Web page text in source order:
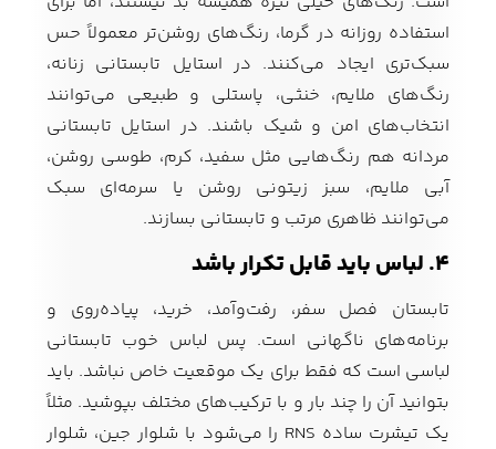
استفاده روزانه در گرما، رنگ‌های روشن‌تر معمولاً حس
سبک‌تری ایجاد می‌کنند. در استایل تابستانی زنانه،
رنگ‌های ملایم، خنثی، پاستلی و طبیعی می‌توانند
انتخاب‌های امن و شیک باشند. در استایل تابستانی
مردانه هم رنگ‌هایی مثل سفید، کرم، طوسی روشن،
آبی ملایم، سبز زیتونی روشن یا سرمه‌ای سبک
می‌توانند ظاهری مرتب و تابستانی بسازند.
۴. لباس باید قابل تکرار باشد
تابستان فصل سفر، رفت‌وآمد، خرید، پیاده‌روی و
برنامه‌های ناگهانی است. پس لباس خوب تابستانی
لباسی است که فقط برای یک موقعیت خاص نباشد. باید
بتوانید آن را چند بار و با ترکیب‌های مختلف بپوشید. مثلاً
یک تیشرت ساده RNS را می‌شود با شلوار جین، شلوار